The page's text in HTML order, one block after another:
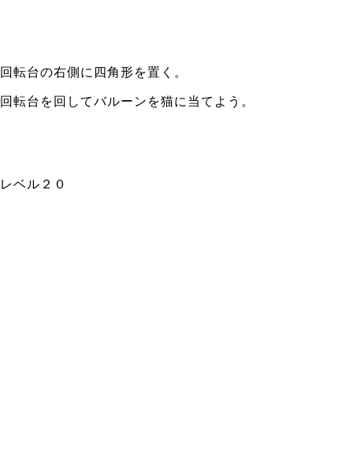
回転台の右側に四角形を置く。
回転台を回してバルーンを猫に当てよう。
レベル２０